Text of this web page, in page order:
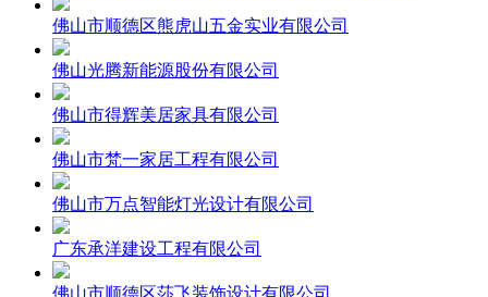
佛山市顺德区熊虎山五金实业有限公司
佛山光腾新能源股份有限公司
佛山市得辉美居家具有限公司
佛山市梵一家居工程有限公司
佛山市万点智能灯光设计有限公司
广东承洋建设工程有限公司
佛山市顺德区莎飞装饰设计有限公司